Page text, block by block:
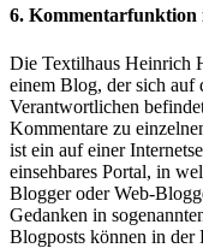
6. Kommentarfunktion
Die Textilhaus Heinrich
einem Blog, der sich auf
Verantwortlichen
Kommentare zu
ist ein auf einer
einsehbares Portal, in
Blogger oder Web-
Gedanken in
Blogposts können in der